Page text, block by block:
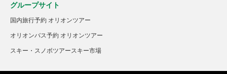
グループサイト
国内旅行予約 オリオンツアー
オリオンバス予約 オリオンツアー
スキー・スノボツアースキー市場